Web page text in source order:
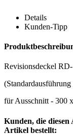
Details
Kunden-Tipp
Revisionsdeckel
für Ausschnitt - 300
Kunden, die
Artikel bestellt: